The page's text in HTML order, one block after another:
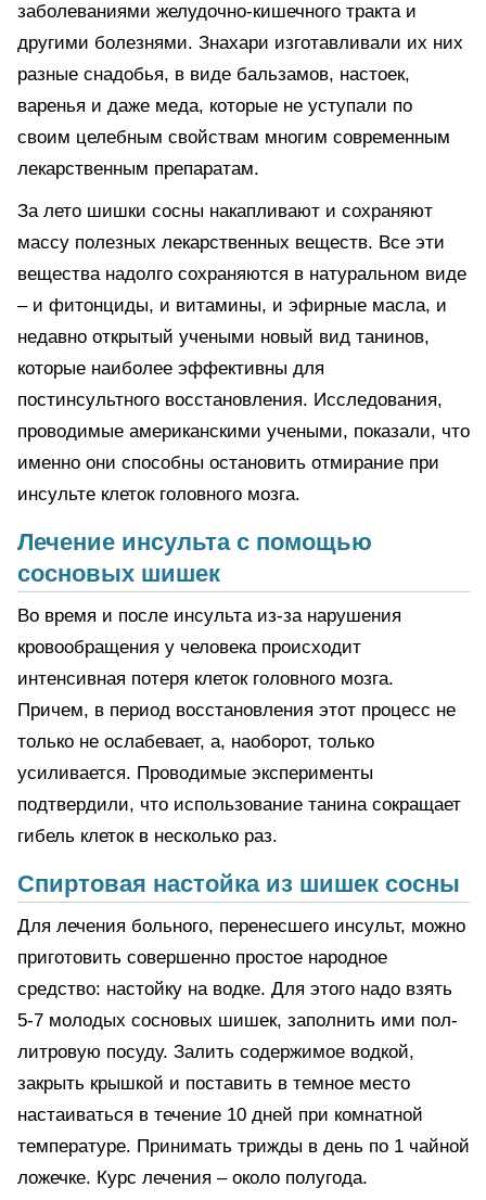
заболеваниями желудочно-кишечного тракта и
другими болезнями. Знахари изготавливали их них
разные снадобья, в виде бальзамов, настоек,
варенья и даже меда, которые не уступали по
своим целебным свойствам многим современным
лекарственным препаратам.
За лето шишки сосны накапливают и сохраняют
массу полезных лекарственных веществ. Все эти
вещества надолго сохраняются в натуральном виде
– и фитонциды, и витамины, и эфирные масла, и
недавно открытый учеными новый вид танинов,
которые наиболее эффективны для
постинсультного восстановления. Исследования,
проводимые американскими учеными, показали, что
именно они способны остановить отмирание при
инсульте клеток головного мозга.
Лечение инсульта с помощью
сосновых шишек
Во время и после инсульта из-за нарушения
кровообращения у человека происходит
интенсивная потеря клеток головного мозга.
Причем, в период восстановления этот процесс не
только не ослабевает, а, наоборот, только
усиливается. Проводимые эксперименты
подтвердили, что использование танина сокращает
гибель клеток в несколько раз.
Спиртовая настойка из шишек сосны
Для лечения больного, перенесшего инсульт, можно
приготовить совершенно простое народное
средство: настойку на водке. Для этого надо взять
5-7 молодых сосновых шишек, заполнить ими пол-
литровую посуду. Залить содержимое водкой,
закрыть крышкой и поставить в темное место
настаиваться в течение 10 дней при комнатной
температуре. Принимать трижды в день по 1 чайной
ложечке. Курс лечения – около полугода.